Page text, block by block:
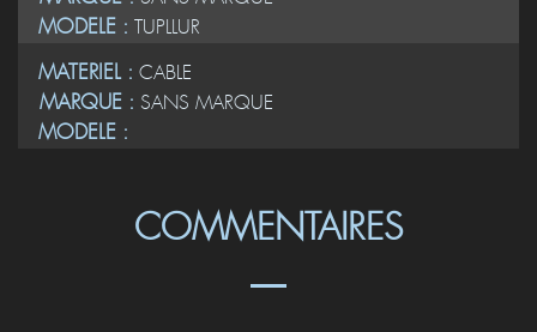
MODELE : TUPLLUR
MATERIEL : CABLE
MARQUE : SANS MARQUE
MODELE :
COMMENTAIRES